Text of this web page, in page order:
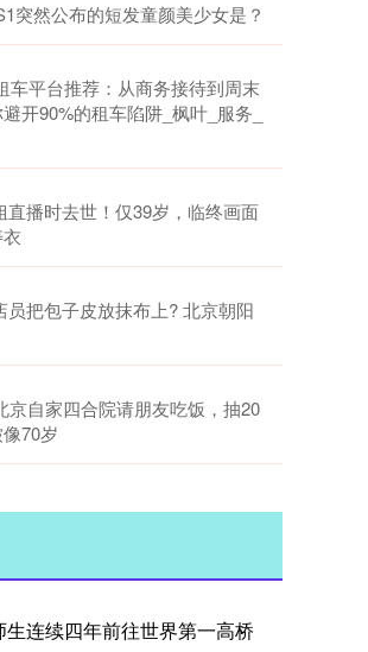
突然公布的短发童颜美少女是？
车平台推荐：从商务接待到周末
开90%的租车陷阱_枫叶_服务_
直播时去世！仅39岁，临终画面
员把包子皮放抹布上? 北京朝阳
京自家四合院请朋友吃饭，抽20
70岁
连续四年前往世界第一高桥